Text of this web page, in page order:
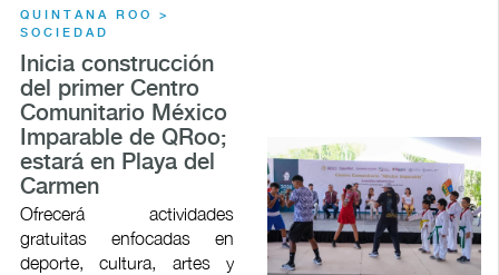
QUINTANA ROO >
SOCIEDAD
Inicia construcción
del primer Centro
Comunitario México
Imparable de QRoo;
estará en Playa del
Carmen
Ofrecerá actividades
gratuitas enfocadas en
deporte, cultura, artes y